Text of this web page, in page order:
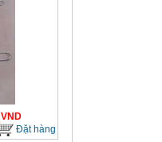
VND
Đặt hàng